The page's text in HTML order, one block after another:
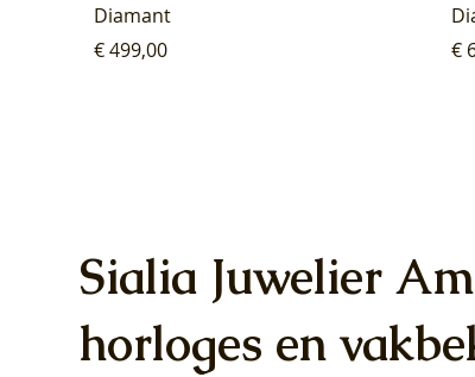
Diamant
Prijs
€ 499,00 €
Sialia Juwelier
horloges en